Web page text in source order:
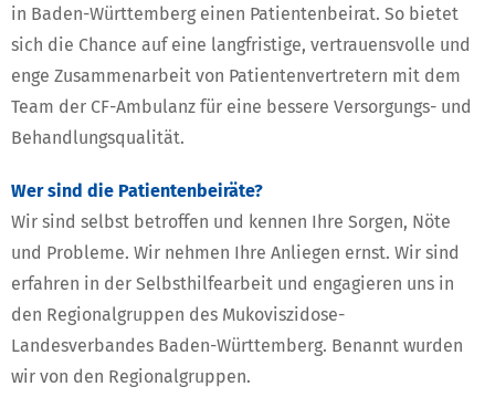
in Baden-Württemberg einen Patientenbeirat. So bietet
sich die Chance auf eine langfristige, vertrauensvolle und
enge Zusammenarbeit von Patientenvertretern mit dem
Team der CF-Ambulanz für eine bessere Versorgungs- und
Behandlungsqualität.
Wer sind die Patientenbeiräte?
Wir sind selbst betroffen und kennen Ihre Sorgen, Nöte
und Probleme. Wir nehmen Ihre Anliegen ernst. Wir sind
erfahren in der Selbsthilfearbeit und engagieren uns in
den Regionalgruppen des Mukoviszidose-
Landesverbandes Baden-Württemberg. Benannt wurden
wir von den Regionalgruppen.